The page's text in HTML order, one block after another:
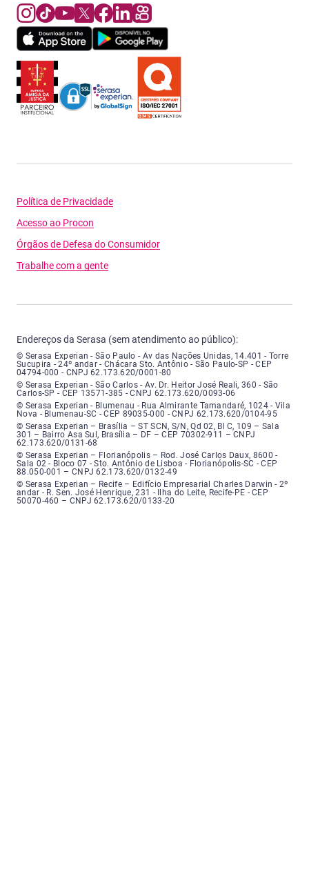
Política de Privacidade
Acesso ao Procon
Órgãos de Defesa do Consumidor
Trabalhe com a gente
Endereços da Serasa (sem atendimento ao público):
Serasa Experian - São Paulo - Endereço: Avenida das Nações Unidas,
© Serasa Experian - São Paulo - Av das Nações Unidas, 14.401 - Torre
Sucupira - 24º andar - Chácara Sto. Antônio - São Paulo-SP - CEP
04794-000 - CNPJ 62.173.620/0001-80
Serasa Experian - São Carlos - Endereço: Avenida Doutor Heitor José
© Serasa Experian - São Carlos - Av. Dr. Heitor José Reali, 360 - São
Carlos-SP - CEP 13571-385 - CNPJ 62.173.620/0093-06
Serasa Experian - Blumenau - Endereço: Rua Almirante Tamandaré,
© Serasa Experian - Blumenau - Rua Almirante Tamandaré, 1024 - Vila
Nova - Blumenau-SC - CEP 89035-000 - CNPJ 62.173.620/0104-95
Serasa Experian - Brasília, Endereço: Setor Comercial Norte, sem
© Serasa Experian – Brasília – ST SCN, S/N, Qd 02, Bl C, 109 – Sala
301 – Bairro Asa Sul, Brasília – DF – CEP 70302-911 – CNPJ
62.173.620/0131-68
Serasa Experian - Florianópolis, Endereço: Rodovia José Carlos, número
© Serasa Experian – Florianópolis – Rod. José Carlos Daux, 8600 -
Sala 02 - Bloco 07 - Sto. Antônio de Lisboa - Florianópolis-SC - CEP
88.050-001 – CNPJ 62.173.620/0132-49
Serasa Experian - Recife, Endereço: Edifício Empresarial Charles Darwin,
© Serasa Experian – Recife – Edifício Empresarial Charles Darwin - 2º
andar - R. Sen. José Henrique, 231 - Ilha do Leite, Recife-PE - CEP
50070-460 – CNPJ 62.173.620/0133-20